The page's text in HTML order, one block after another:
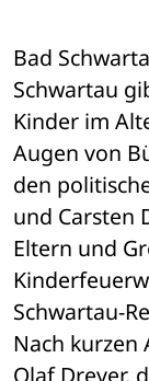
Bad
Schwartau
Kinder im
Augen von
den
und Carsten
Eltern und
Schwartau-
Nach kurzen
Olaf Dreyer,